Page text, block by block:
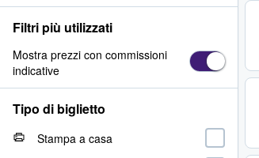
Filtri più utilizzati
Mostra prezzi con commissioni
indicative
Tipo di biglietto
Stampa a casa